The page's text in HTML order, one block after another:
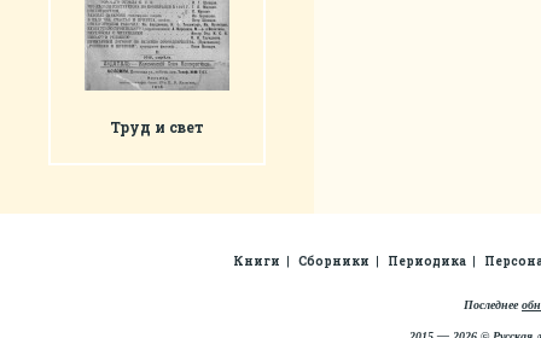
Труд и свет
Книги Сборники Периодика
Последнее